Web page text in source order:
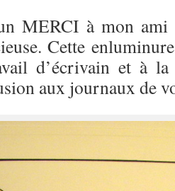
MERCI à mon ami
Cette
d’écrivain et à la
aux journaux de